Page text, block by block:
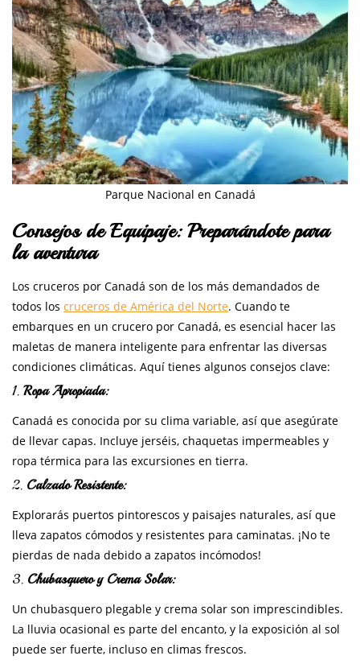
Parque Nacional en Canadá
Consejos de Equipaje: Preparándote para
la aventura
Los cruceros por Canadá son de los más demandados de
todos los cruceros de América del Norte. Cuando te
embarques en un crucero por Canadá, es esencial hacer las
maletas de manera inteligente para enfrentar las diversas
condiciones climáticas. Aquí tienes algunos consejos clave:
1. Ropa Apropiada:
Canadá es conocida por su clima variable, así que asegúrate
de llevar capas. Incluye jerséis, chaquetas impermeables y
ropa térmica para las excursiones en tierra.
2. Calzado Resistente:
Explorarás puertos pintorescos y paisajes naturales, así que
lleva zapatos cómodos y resistentes para caminatas. ¡No te
pierdas de nada debido a zapatos incómodos!
3. Chubasquero y Crema Solar:
Un chubasquero plegable y crema solar son imprescindibles.
La lluvia ocasional es parte del encanto, y la exposición al sol
puede ser fuerte, incluso en climas frescos.